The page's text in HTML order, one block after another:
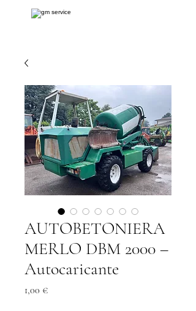
AUTOBETONIERA
MERLO DBM 2000 –
Autocaricante
1,00 €Prezzo